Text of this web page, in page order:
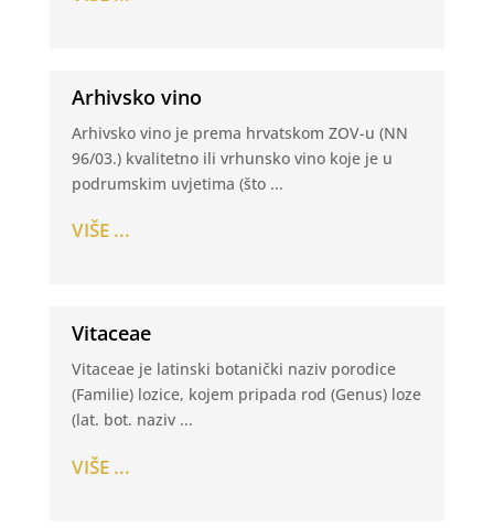
Arhivsko vino
Arhivsko vino je prema hrvatskom ZOV-u (NN
96/03.) kvalitetno ili vrhunsko vino koje je u
podrumskim uvjetima (što ...
VIŠE ...
Vitaceae
Vitaceae je latinski botanički naziv porodice
(Familie) lozice, kojem pripada rod (Genus) loze
(lat. bot. naziv ...
VIŠE ...